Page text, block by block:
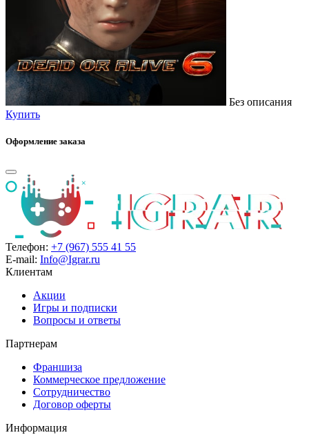
Без описания
Купить
Оформление заказа
Телефон: +7 (967) 555 41 55
E-mail: Info@Igrar.ru
Клиентам
Акции
Игры и подписки
Вопросы и ответы
Партнерам
Франшиза
Коммерческое предложение
Сотрудничество
Договор оферты
Информация